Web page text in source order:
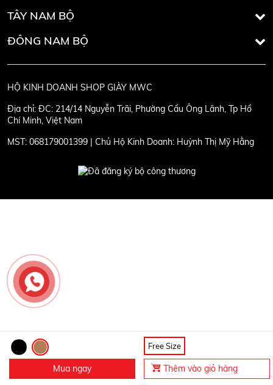
Free Size
Mua ngay Thêm vào giỏ hàng
TÂY NAM BỘ
ĐÔNG NAM BỘ
HỘ KINH DOANH SHOP GIÀY MWC
Địa chỉ: ĐC: 214/14 Nguyễn Trãi, Phường Cầu Ông Lãnh, Tp Hồ
Chí Minh, Việt Nam
MST: 068179001399 | Chủ Hộ Kinh Doanh: Huỳnh Thị Mỹ Hằng